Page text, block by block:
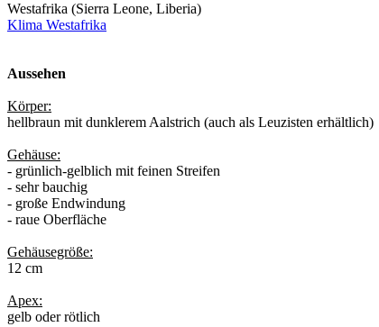
Westafrika (Sierra Leone, Liberia)
Klima Westafrika
Aussehen
Körper:
hellbraun mit dunklerem Aalstrich (auch als Leuzisten erhältlich)
Gehäuse:
- grünlich-gelblich mit feinen Streifen
- sehr bauchig
- große Endwindung
- raue Oberfläche
Gehäusegröße:
12 cm
Apex:
gelb oder rötlich